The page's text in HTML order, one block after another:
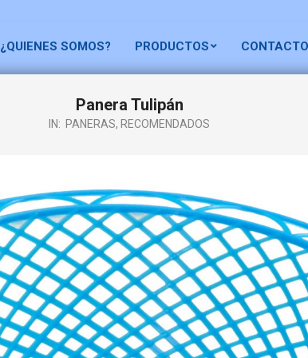
¿QUIENES SOMOS? PRODUCTOS CONTACTO
Panera Tulipán
IN: PANERAS, RECOMENDADOS